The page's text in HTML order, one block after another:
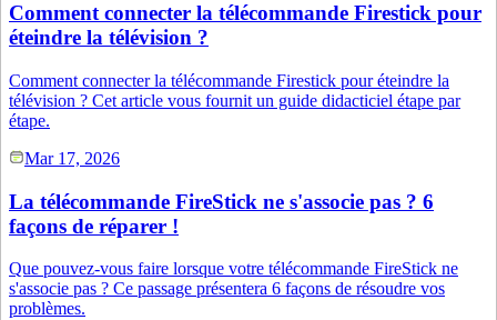
Comment connecter la télécommande Firestick pour
éteindre la télévision ?
Comment connecter la télécommande Firestick pour éteindre la
télévision ? Cet article vous fournit un guide didacticiel étape par
étape.
Mar 17, 2026
La télécommande FireStick ne s'associe pas ? 6
façons de réparer !
Que pouvez-vous faire lorsque votre télécommande FireStick ne
s'associe pas ? Ce passage présentera 6 façons de résoudre vos
problèmes.